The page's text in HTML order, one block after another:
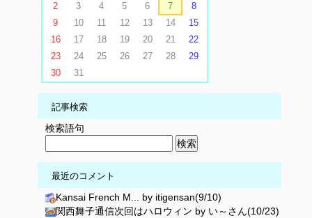
2
3 4 5 6 7
8
9
10 11 12 13 14
15
16
17 18 19 20 21
22
23
24 25 26 27 28
29
30
31
記事検索
検索語句
最近のコメント
Kansai French M... by itigensan(9/10)
関西舞子通信次回はハロウィン by い～さん(10/23)